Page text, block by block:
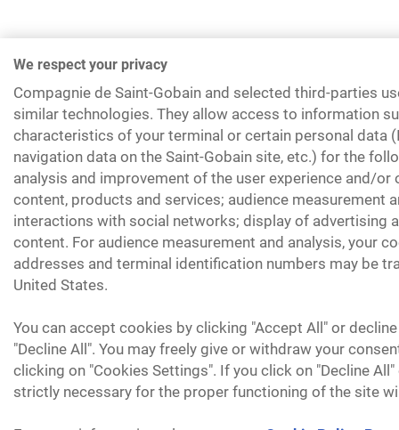
We respect your privacy
Compagnie de Saint-Gobain and selected third-parties
similar technologies. They allow access to information
characteristics of your terminal or certain personal data
navigation data on the Saint-Gobain site, etc.) for the
analysis and improvement of the user experience and/or
content, products and services; audience measurement
interactions with social networks; display of advertising
content. For audience measurement and analysis, your
addresses and terminal identification numbers may be
United States.
You can accept cookies by clicking "Accept All" or
"Decline All". You may freely give or withdraw your
clicking on "Cookies Settings". If you click on "Decline
strictly necessary for the proper functioning of the site